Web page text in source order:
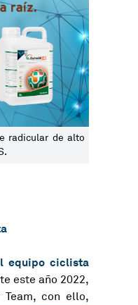
radicular de alto
equipo ciclista
este año 2022,
Team, con ello,